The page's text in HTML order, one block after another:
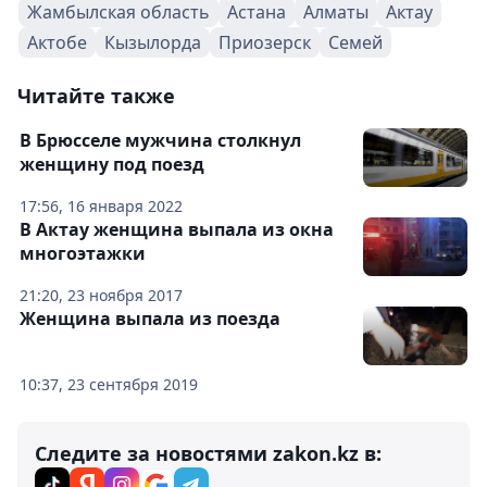
Жамбылская область Астана Алматы
Актау
Актобе
Кызылорда Приозерск Семей
Читайте также
17:56, 16 января 2022
В Брюсселе мужчина столкнул
женщину под поезд
21:20, 23 ноября 2017
В Актау женщина выпала из окна
многоэтажки
10:37, 23 сентября 2019
Женщина выпала из поезда
Следите за новостями zakon.kz в: